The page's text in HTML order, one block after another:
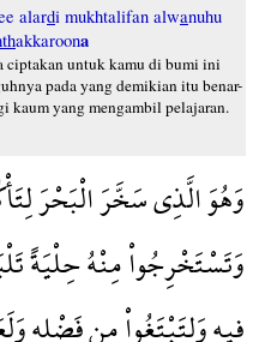
alardi mukhtalifan alwanuhu
akkaroona
ciptakan untuk kamu di bumi ini
pada yang demikian itu benar-
kaum yang mengambil pelajaran.
وَهُوَ الَّذِي سَخَّرَ الْبَحْرَ
وَتَسْتَخْرِجُواْ مِنْهُ حِلْيَةً
فِيهِ وَلِتَبْتَغُواْ مِن فَضْلِهِ